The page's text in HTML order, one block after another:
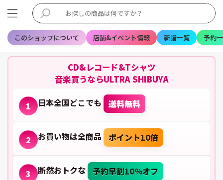
このショップについて 店舗&イベント情報 新譜一覧 予約
CD&レコード&Tシャツ
音楽買うならULTRA SHIBUYA
1 日本全国どこでも 送料無料
2 お買い物は全商品 ポイント10倍
3 断然おトクな 予約早割10%オフ